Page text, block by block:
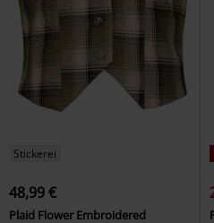
Stickerei
48,99 €
Plaid Flower Embroidered